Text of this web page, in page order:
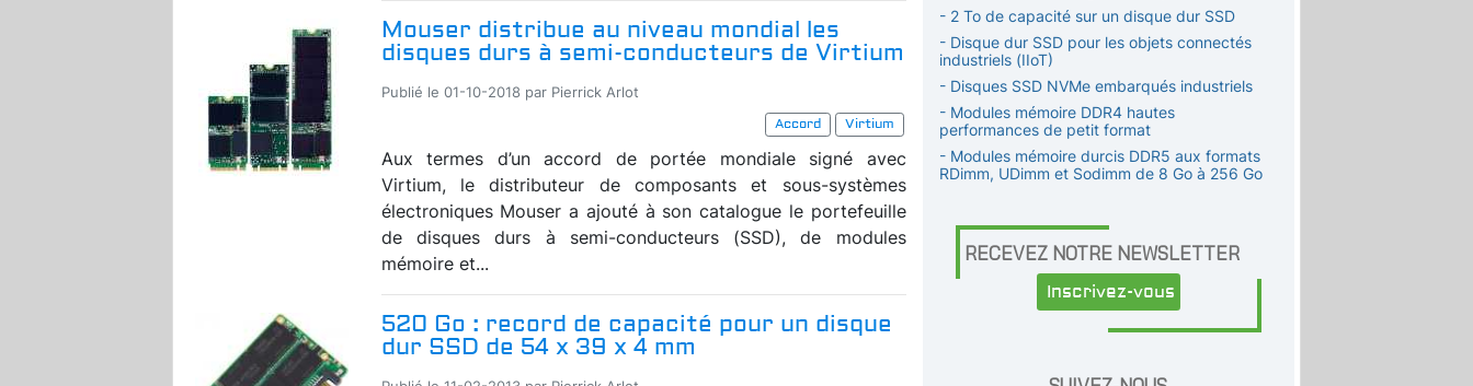
Mouser distribue au niveau mondial les
disques durs à semi-conducteurs de Virtium
Publié le 01-10-2018 par Pierrick Arlot
Accord
Virtium
Aux termes d’un accord de portée mondiale signé avec
Virtium, le distributeur de composants et sous-systèmes
électroniques Mouser a ajouté à son catalogue le portefeuille
de disques durs à semi-conducteurs (SSD), de modules
mémoire et...
520 Go : record de capacité pour un disque
dur SSD de 54 x 39 x 4 mm
- 2 To de capacité sur un disque dur SSD
- Disque dur SSD pour les objets connectés
industriels (IIoT)
- Disques SSD NVMe embarqués industriels
- Modules mémoire DDR4 hautes
performances de petit format
- Modules mémoire durcis DDR5 aux formats
RDimm, UDimm et Sodimm de 8 Go à 256 Go
RECEVEZ NOTRE NEWSLETTER
Inscrivez-vous